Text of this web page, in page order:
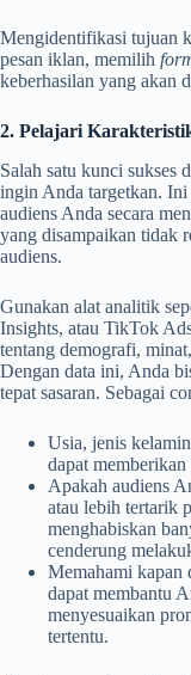
Mengidentifikasi tujuan
pesan iklan, memilih
keberhasilan yang akan
2. Pelajari
Salah satu kunci sukses
ingin Anda targetkan.
audiens Anda secara
yang disampaikan tidak
audiens.
Gunakan alat analitik
Insights, atau TikTok
tentang demografi,
Dengan data ini, Anda
tepat sasaran. Sebagai
Usia, jenis
dapat
Apakah audiens
atau lebih tertarik
menghabiskan
cenderung
Memahami kapan
dapat membantu
menyesuaikan
tertentu.